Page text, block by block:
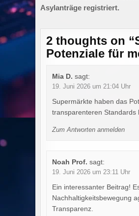
Asylanträge registriert.
2 thoughts on “
Potenziale für
Mia D. sagt:
19. Juni 2026 um 21:04 Uhr
Supermärkte haben das
transparenteren Standards
Zum Antworten anmelden
Noah Prof. sagt:
19. Juni 2026 um 23:11 Uhr
Ein interessanter Beitrag!
Nachhaltigkeitsbewegung
Transparenz.